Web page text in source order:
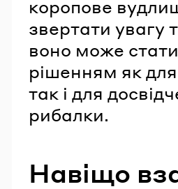
коропове
звертати увагу
воно може
рішенням як
так і для
рибалки.
Навіщо